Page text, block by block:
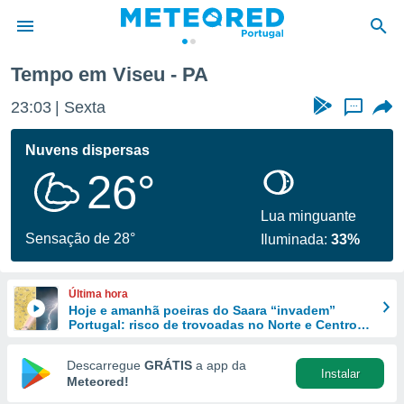
da
foi
fornecidas
a este
das
e
forma
digital
Tempo em Viseu - PA
23:03 Sexta ...
Nuvens dispersas
26°
Sensação de 28°
Lua minguante
Iluminada:33%
Última hora
Hoje e amanhã poeiras do Saara “invadem”
Portugal: risco de trovoadas no Norte e Centro
Descarregue GRÁTIS a app da
Meteored!
Instalar